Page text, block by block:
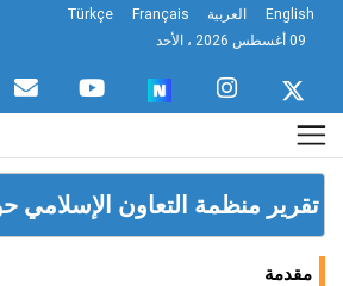
English العربية Français
Türkçe
تقرير منظمة التعاون الإسلامي
مقدمة